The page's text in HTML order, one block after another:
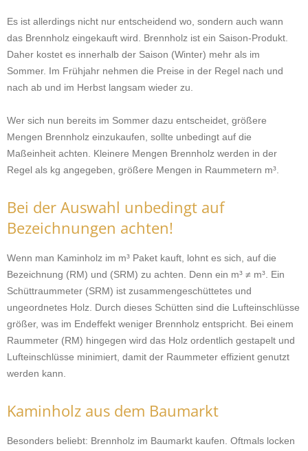
Es ist allerdings nicht nur entscheidend wo, sondern auch wann
das Brennholz eingekauft wird. Brennholz ist ein Saison-Produkt.
Daher kostet es innerhalb der Saison (Winter) mehr als im
Sommer. Im Frühjahr nehmen die Preise in der Regel nach und
nach ab und im Herbst langsam wieder zu.
Wer sich nun bereits im Sommer dazu entscheidet, größere
Mengen Brennholz einzukaufen, sollte unbedingt auf die
Maßeinheit achten. Kleinere Mengen Brennholz werden in der
Regel als kg angegeben, größere Mengen in Raummetern m³.
Bei der Auswahl unbedingt auf
Bezeichnungen achten!
Wenn man Kaminholz im m³ Paket kauft, lohnt es sich, auf die
Bezeichnung (RM) und (SRM) zu achten. Denn ein m³ ≠ m³. Ein
Schüttraummeter (SRM) ist zusammengeschüttetes und
ungeordnetes Holz. Durch dieses Schütten sind die Lufteinschlüsse
größer, was im Endeffekt weniger Brennholz entspricht. Bei einem
Raummeter (RM) hingegen wird das Holz ordentlich gestapelt und
Lufteinschlüsse minimiert, damit der Raummeter effizient genutzt
werden kann.
Kaminholz aus dem Baumarkt
Besonders beliebt: Brennholz im Baumarkt kaufen. Oftmals locken